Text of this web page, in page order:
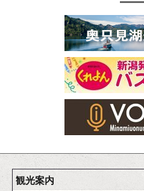
観光案内